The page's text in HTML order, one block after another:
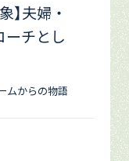
】夫婦・
ーチとし
ムからの物語